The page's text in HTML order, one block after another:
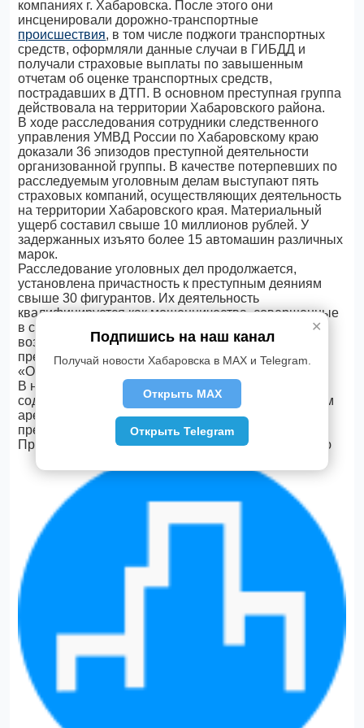
компаниях г. Хабаровска. После этого они
инсценировали дорожно-транспортные
происшествия, в том числе поджоги транспортных
средств, оформляли данные случаи в ГИБДД и
получали страховые выплаты по завышенным
отчетам об оценке транспортных средств,
пострадавших в ДТП. В основном преступная группа
действовала на территории Хабаровского района.
В ходе расследования сотрудники следственного
управления УМВД России по Хабаровскому краю
доказали 36 эпизодов преступной деятельности
организованной группы. В качестве потерпевших по
расследуемым уголовным делам выступают пять
страховых компаний, осуществляющих деятельность
на территории Хабаровского края. Материальный
ущерб составил свыше 10 миллионов рублей. У
задержанных изъято более 15 автомашин различных
марок.
Расследование уголовных дел продолжается,
установлена причастность к преступным деяниям
свыше 30 фигурантов. Их деятельность
квалифицируется как мошенничества, совершенные
в составе организованной группы. Кроме того,
возбуждено уголовное дело по признакам состава
преступления, предусмотренного ст. 210 УК РФ –
«Организация преступного сообщества».
В настоящее время двое из подозреваемых
содержатся в СИЗО, трое находятся под домашним
арестом, в отношении остальных избрана мера
пресечения – подписка о невыезде.
Пресс-служба УМВД России по Хабаровскому краю
✕
Подпишись на наш канал
Получай новости Хабаровска в MAX и Telegram.
Открыть MAX
Открыть Telegram